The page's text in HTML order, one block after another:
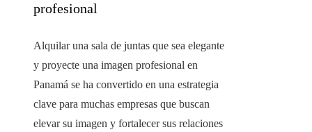
profesional
Alquilar una sala de juntas que sea elegante
y proyecte una imagen profesional en
Panamá se ha convertido en una estrategia
clave para muchas empresas que buscan
elevar su imagen y fortalecer sus relaciones